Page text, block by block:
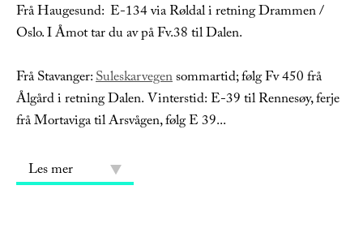
Frå Haugesund: E-134 via Røldal i retning Drammen /
Oslo. I Åmot tar du av på Fv.38 til Dalen.
Frå Stavanger:Suleskarvegensommartid; følg Fv 450 frå
Ålgård i retning Dalen. Vinterstid: E-39 til Rennesøy, ferje
frå Mortaviga til Arsvågen, følg E 39...
Les mer